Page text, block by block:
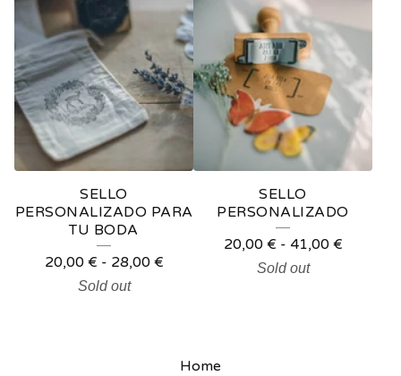
N
A
L
I
Z
A
O
SELLO
PERSONALIZADO PARA
TU BODA
20,00 € - 28,00 €
Sold out
SELLO
PERSONALIZADO
20,00 € - 41,00 €
Sold out
Home